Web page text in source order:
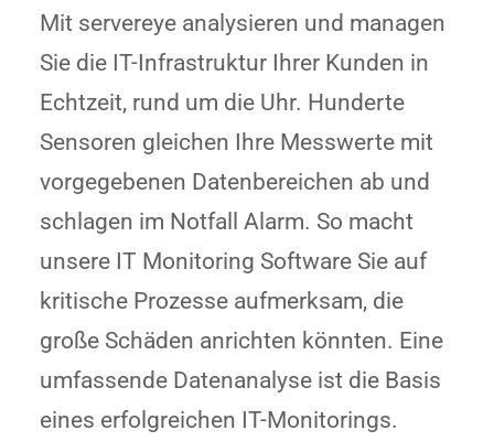
Mit servereye analysieren und managen
Sie die IT-Infrastruktur Ihrer Kunden in
Echtzeit, rund um die Uhr. Hunderte
Sensoren gleichen Ihre Messwerte mit
vorgegebenen Datenbereichen ab und
schlagen im Notfall Alarm. So macht
unsere IT Monitoring Software Sie auf
kritische Prozesse aufmerksam, die
große Schäden anrichten könnten. Eine
umfassende Datenanalyse ist die Basis
eines erfolgreichen IT-Monitorings.